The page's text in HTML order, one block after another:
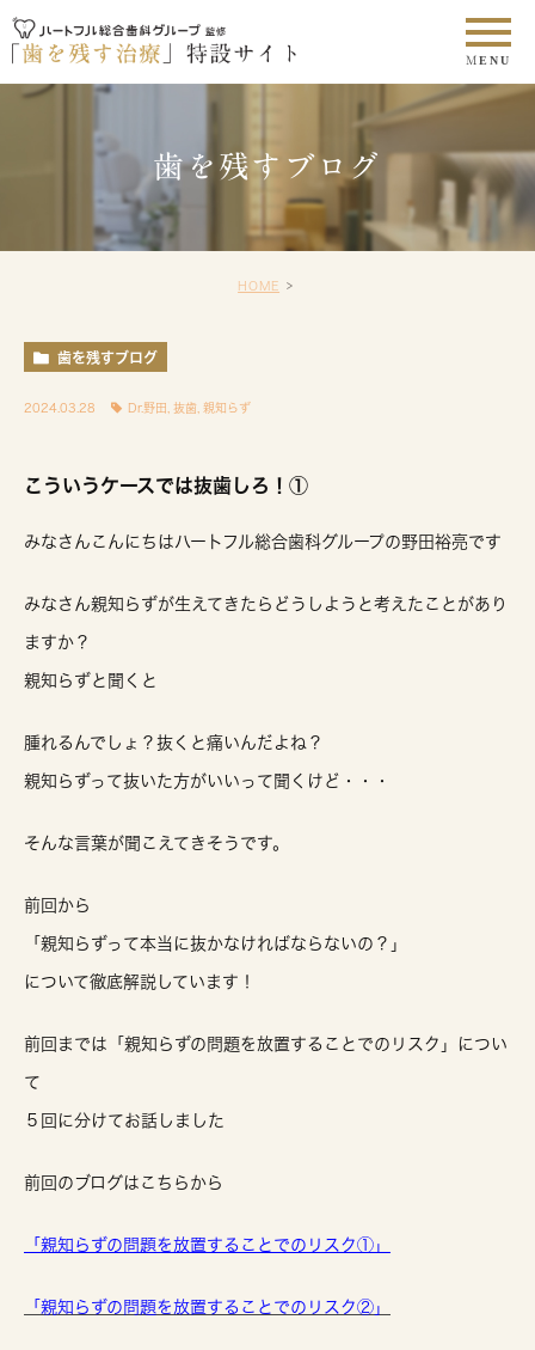
歯を残すブログ
HOME
歯を残すブログ
2024.03.28 Dr.野田 抜歯 親知らず
こういうケースでは抜歯しろ！①
みなさんこんにちはハートフル総合歯科グループの野田裕亮です
みなさん親知らずが生えてきたらどうしようと考えたことがあり
ますか？
親知らずと聞くと
腫れるんでしょ？抜くと痛いんだよね？
親知らずって抜いた方がいいって聞くけど・・・
そんな言葉が聞こえてきそうです。
前回から
「親知らずって本当に抜かなければならないの？」
について徹底解説しています！
前回までは「親知らずの問題を放置することでのリスク」につい
て
５回に分けてお話しました
前回のブログはこちらから
「親知らずの問題を放置することでのリスク①」
「親知らずの問題を放置することでのリスク②」